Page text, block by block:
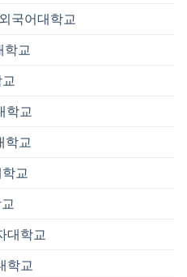
국어대학교
학교
학교
학교
교
대학교
학교